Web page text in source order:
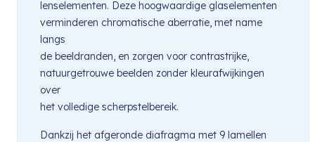
lenselementen. Deze hoogwaardige glaselementen
verminderen chromatische aberratie, met name
langs
de beeldranden, en zorgen voor contrastrijke,
natuurgetrouwe beelden zonder kleurafwijkingen
over
het volledige scherpstelbereik.
Dankzij het afgeronde diafragma met 9 lamellen